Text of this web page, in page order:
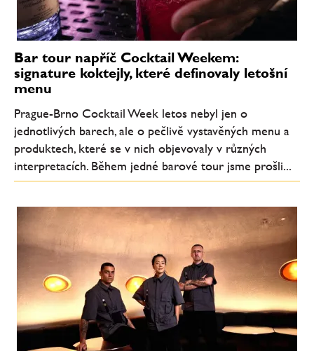
Bar tour napříč Cocktail Weekem:
signature koktejly, které definovaly letošní
menu
Prague-Brno Cocktail Week letos nebyl jen o
jednotlivých barech, ale o pečlivě vystavěných menu a
produktech, které se v nich objevovaly v různých
interpretacích. Během jedné barové tour jsme prošli...